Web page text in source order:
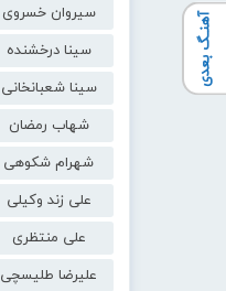
سیروان خسروی
سینا درخشنده
سینا شعبانخانی
شهاب رمضان
شهرام شکوهی
علی زند وکیلی
علی منتظری
علیرضا طلیسچی
آهنـگ بعدی